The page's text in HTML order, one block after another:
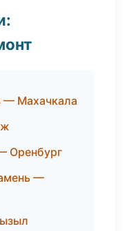
— Махачкала
Оренбург
—